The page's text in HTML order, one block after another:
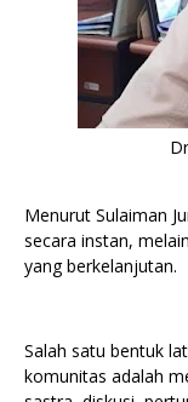
Menurut Sulaiman
secara instan,
yang berkelanjutan.
Salah satu bentuk
komunitas adalah